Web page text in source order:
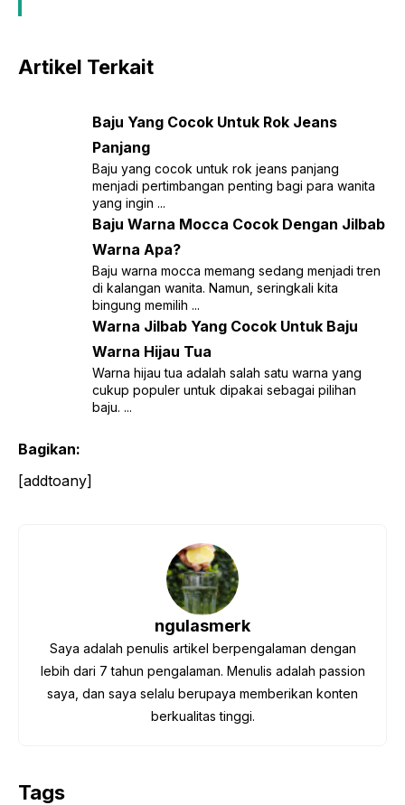
Artikel Terkait
Baju Yang Cocok Untuk Rok Jeans
Panjang
Baju yang cocok untuk rok jeans panjang
menjadi pertimbangan penting bagi para wanita
yang ingin ...
Baju Warna Mocca Cocok Dengan Jilbab
Warna Apa?
Baju warna mocca memang sedang menjadi tren
di kalangan wanita. Namun, seringkali kita
bingung memilih ...
Warna Jilbab Yang Cocok Untuk Baju
Warna Hijau Tua
Warna hijau tua adalah salah satu warna yang
cukup populer untuk dipakai sebagai pilihan
baju. ...
Bagikan:
[addtoany]
ngulasmerk
Saya adalah penulis artikel berpengalaman dengan
lebih dari 7 tahun pengalaman. Menulis adalah passion
saya, dan saya selalu berupaya memberikan konten
berkualitas tinggi.
Tags